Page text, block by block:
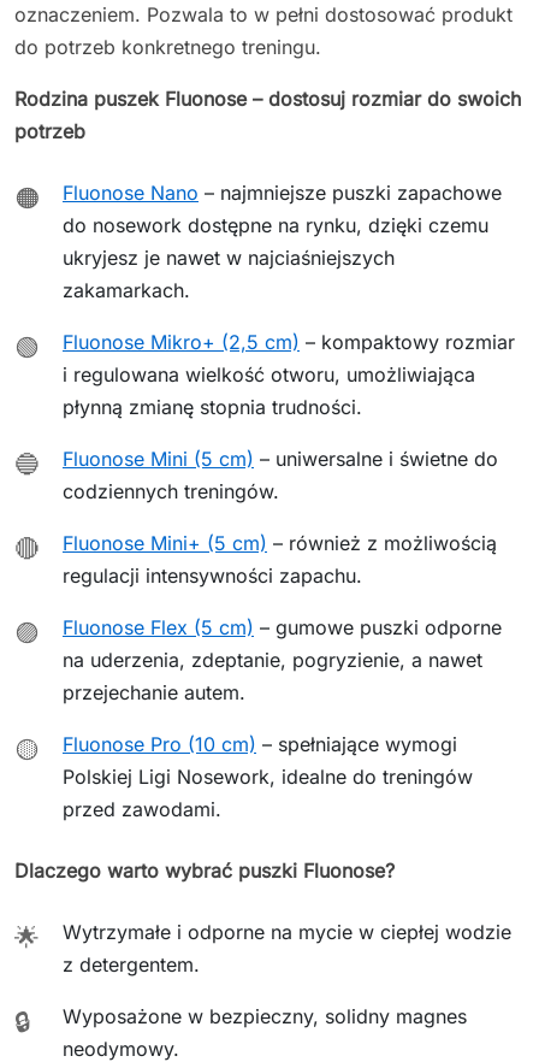
oznaczeniem. Pozwala to w pełni dostosować produkt
do potrzeb konkretnego treningu.
Rodzina puszek Fluonose – dostosuj rozmiar do swoich
potrzeb
🟠 Fluonose Nano – najmniejsze puszki zapachowe
do nosework dostępne na rynku, dzięki czemu
ukryjesz je nawet w najciaśniejszych
zakamarkach.
🟢 Fluonose Mikro+ (2,5 cm) – kompaktowy rozmiar
i regulowana wielkość otworu, umożliwiająca
płynną zmianę stopnia trudności.
🔵 Fluonose Mini (5 cm) – uniwersalne i świetne do
codziennych treningów.
🔴 Fluonose Mini+ (5 cm) – również z możliwością
regulacji intensywności zapachu.
🟣 Fluonose Flex (5 cm) – gumowe puszki odporne
na uderzenia, zdeptanie, pogryzienie, a nawet
przejechanie autem.
🟡 Fluonose Pro (10 cm) – spełniające wymogi
Polskiej Ligi Nosework, idealne do treningów
przed zawodami.
Dlaczego warto wybrać puszki Fluonose?
🌟
Wytrzymałe i odporne na mycie w ciepłej wodzie
z detergentem.
🔒
Wyposażone w bezpieczny, solidny magnes
neodymowy.